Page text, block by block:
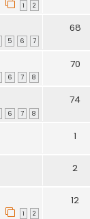
1 2
5 6 7
68
6 7 8
70
6 7 8
74
1
2
1 2
12